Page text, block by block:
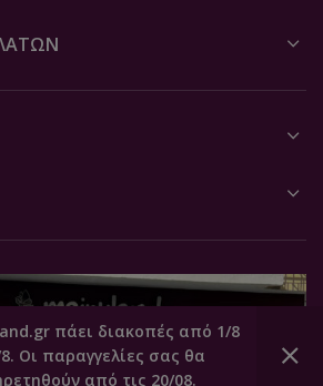
πάει διακοπές από 1/8
Οι παραγγελίες σας θα
από τις 20/08.
0